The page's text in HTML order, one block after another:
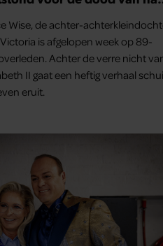
GEZOND
liefdesgeschiedenis van
Bauer: ook in bed
Mariska Bauer leerden elkaar
horecagezin hielp Mariska vaak